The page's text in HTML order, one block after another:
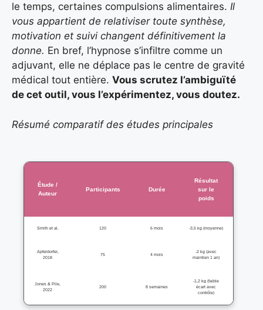
le temps, certaines compulsions alimentaires. Il
vous appartient de relativiser toute synthèse,
motivation et suivi changent définitivement la
donne. En bref, l’hypnose s’infiltre comme un
adjuvant, elle ne déplace pas le centre de gravité
médical tout entière. Vous scrutez l’ambiguïté
de cet outil, vous l’expérimentez, vous doutez.
Résumé comparatif des études principales
Étude /
Auteur
Participants Durée
Résultat
sur le
poids
Smith et al. 120 6 mois -3,5 kg (moyenne)
Apfeldorfer,
2018
75 4 mois
-2 kg (avec
maintien 1 an)
Jones & Pile,
2022
200 8 semaines
-1,2 kg (faible
écart avec
contrôle)